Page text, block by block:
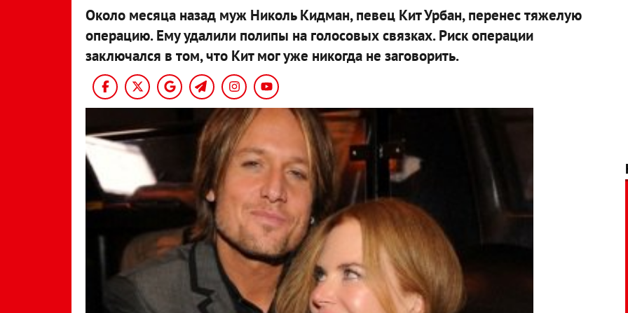
Около месяца назад муж Николь Кидман, певец Кит Урбан, перенес тяжелую
операцию. Ему удалили полипы на голосовых связках. Риск операции
заключался в том, что Кит мог уже никогда не заговорить.